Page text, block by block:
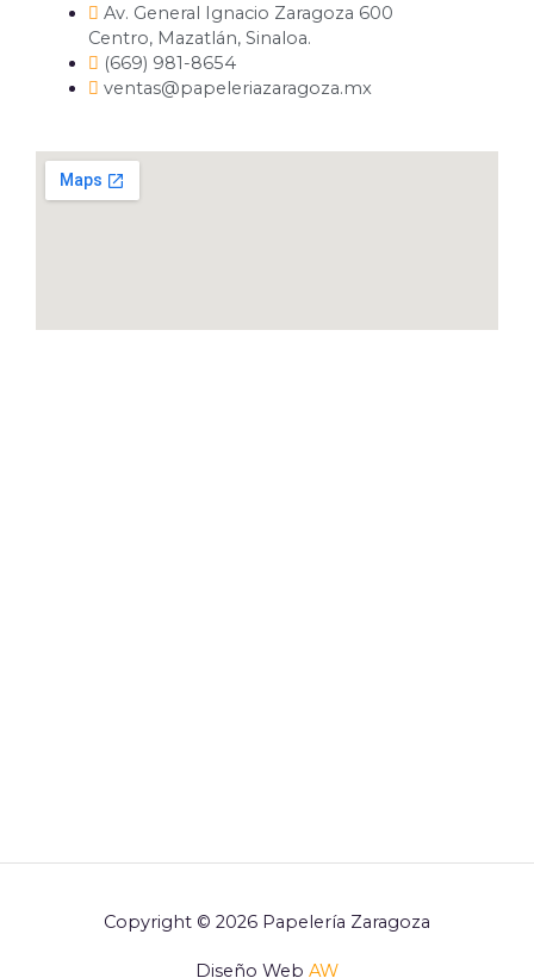
Av. General Ignacio Zaragoza 600
Centro, Mazatlán, Sinaloa.
(669) 981-8654
ventas@papeleriazaragoza.mx
Copyright © 2026 Papelería Zaragoza
Diseño Web AW